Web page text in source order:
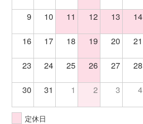
9 10 11 12 13 14
16 17 18 19 20 21
23 24 25 26 27 28
30 31 1 2 3 4
定休日